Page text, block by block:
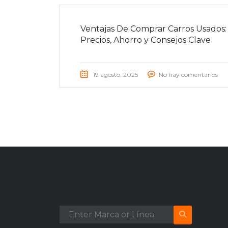
Ventajas De Comprar Carros Usados:
Precios, Ahorro y Consejos Clave
19 agosto, 2025 No hay comentarios